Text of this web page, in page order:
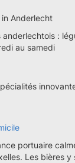
Anderlecht
:
au samedi
portuaire
Les bières